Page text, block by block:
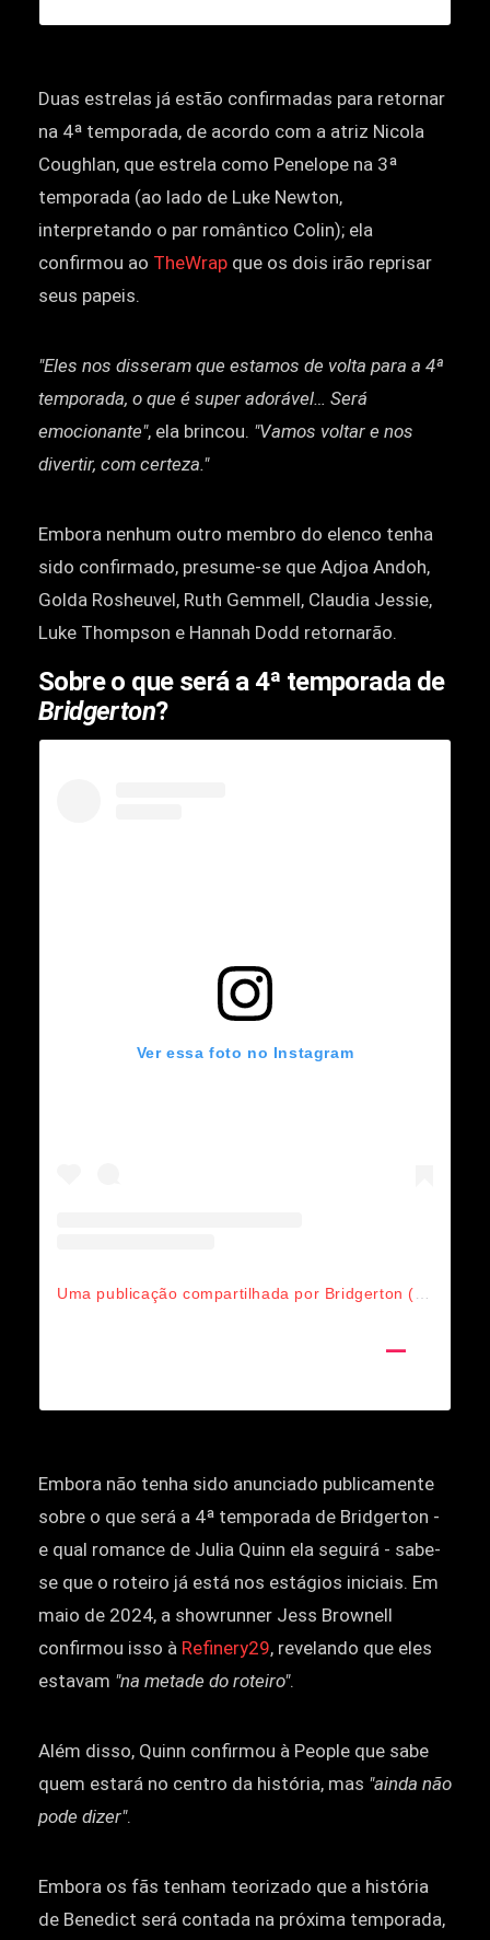
Duas estrelas já estão confirmadas para retornar
na 4ª temporada, de acordo com a atriz Nicola
Coughlan, que estrela como Penelope na 3ª
temporada (ao lado de Luke Newton,
interpretando o par romântico Colin); ela
confirmou ao TheWrap que os dois irão reprisar
seus papeis.
"Eles nos disseram que estamos de volta para a 4ª
temporada, o que é super adorável… Será
emocionante", ela brincou. "Vamos voltar e nos
divertir, com certeza."
Embora nenhum outro membro do elenco tenha
sido confirmado, presume-se que Adjoa Andoh,
Golda Rosheuvel, Ruth Gemmell, Claudia Jessie,
Luke Thompson e Hannah Dodd retornarão.
Sobre o que será a 4ª temporada de
Bridgerton?
Ver essa foto no Instagram
Uma publicação compartilhada por Bridgerton (@bridgertonnetflix)
Embora não tenha sido anunciado publicamente
sobre o que será a 4ª temporada de Bridgerton -
e qual romance de Julia Quinn ela seguirá - sabe-
se que o roteiro já está nos estágios iniciais. Em
maio de 2024, a showrunner Jess Brownell
confirmou isso à Refinery29, revelando que eles
estavam "na metade do roteiro".
Além disso, Quinn confirmou à People que sabe
quem estará no centro da história, mas "ainda não
pode dizer".
Embora os fãs tenham teorizado que a história
de Benedict será contada na próxima temporada,